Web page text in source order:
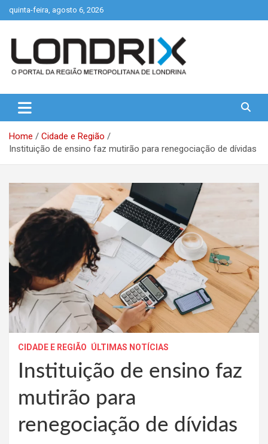
to
quinta-feira, agosto 6, 2026
Londrix
Home
Cidade e Região
Instituição de ensino faz mutirão para renegociação de dívidas
CIDADE E REGIÃO ÚLTIMAS NOTÍCIAS
Instituição de ensino faz
mutirão para
renegociação de dívidas